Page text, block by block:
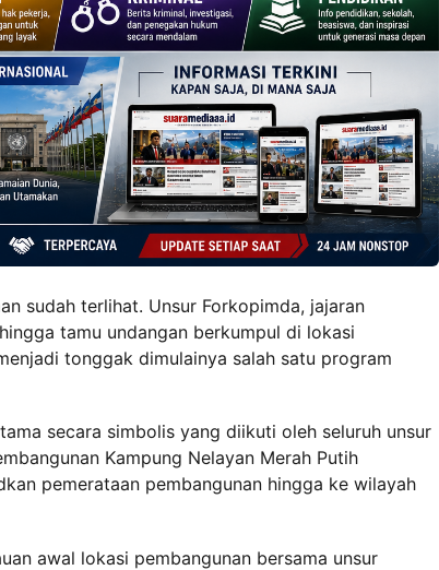
sudah terlihat. Unsur Forkopimda, jajaran
tamu undangan berkumpul di lokasi
tonggak dimulainya salah satu program
secara simbolis yang diikuti oleh seluruh unsur
Kampung Nelayan Merah Putih
pemerataan pembangunan hingga ke wilayah
awal lokasi pembangunan bersama unsur